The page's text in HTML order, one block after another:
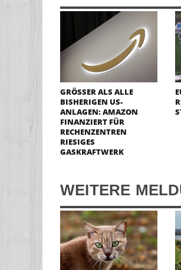
GRÖSSER ALS ALLE B
ISHERIGEN US-A
NLAGEN: AMAZON F
INANZIERT FÜR R
ECHENZENTREN R
IESIGES G
ASKRAFTWERK
WEITERE